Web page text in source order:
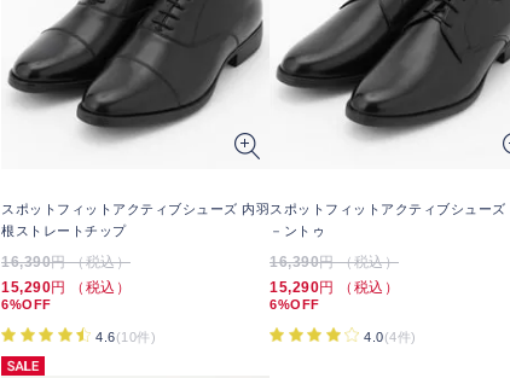
スポットフィットアクティブシューズ 内羽
根ストレートチップ
16,390円 （税込）
15,290円 （税込）
6%OFF
4.6(10件)
スポットフィットアクティブシューズ
－ントゥ
16,390円 （税込）
15,290円 （税込）
6%OFF
4.0(4件)